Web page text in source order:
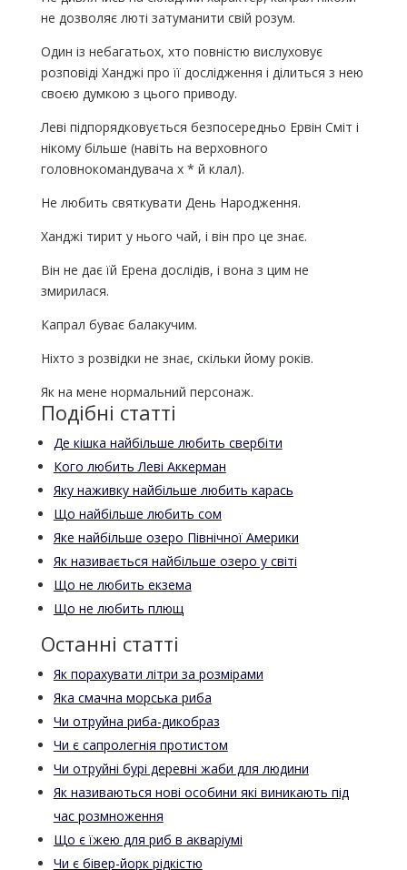
не дозволяє люті затуманити свій розум.
Один із небагатьох, хто повністю вислуховує
розповіді Ханджі про її дослідження і ділиться з нею
своєю думкою з цього приводу.
Леві підпорядковується безпосередньо Ервін Сміт і
нікому більше (навіть на верховного
головнокомандувача х * й клал).
Не любить святкувати День Народження.
Ханджі тирит у нього чай, і він про це знає.
Він не дає їй Ерена дослідів, і вона з цим не
змирилася.
Капрал буває балакучим.
Ніхто з розвідки не знає, скільки йому років.
Як на мене нормальний персонаж.
Подібні статті
Де кішка найбільше любить свербіти
Кого любить Леві Аккерман
Яку наживку найбільше любить карась
Що найбільше любить сом
Яке найбільше озеро Північної Америки
Як називається найбільше озеро у світі
Що не любить екзема
Що не любить плющ
Останні статті
Як порахувати літри за розмірами
Яка смачна морська риба
Чи отруйна риба-дикобраз
Чи є сапролегнія протистом
Чи отруйні бурі деревні жаби для людини
Як називаються нові особини які виникають під
час розмноження
Що є їжею для риб в акваріумі
Чи є бівер-йорк рідкістю